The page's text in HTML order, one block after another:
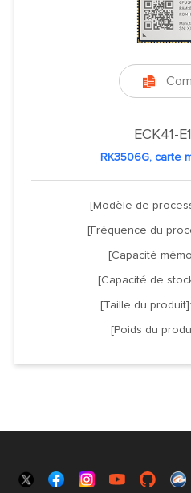

ECK41-
RK3506G, carte
[Modèle de
[Fréquence du
[Capacité
[Capacité de
[Taille du
[Poids du